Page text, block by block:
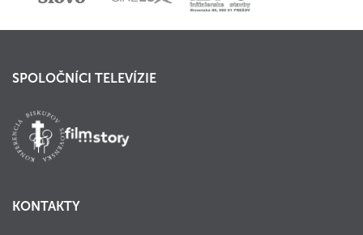
SPOLOČNÍCI TELEVÍZIE
KONTAKTY